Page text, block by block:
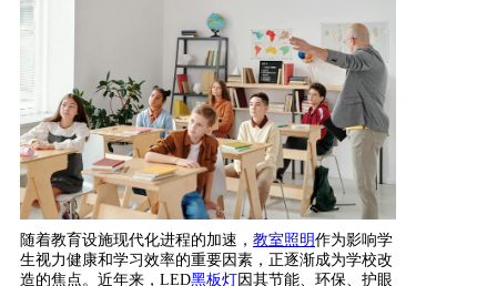
随着教育设施现代化进程的加速， 教室照明作为影响学
生视力健康和学习效率的重要因素，正逐渐成为学校改
造的焦点。近年来，LED黑板灯 因其节能、环保、护眼